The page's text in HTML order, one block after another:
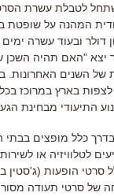
לטבלת עשרת
המהנה על שופטת
דולר ובעוד עשרה
יצא "האם תהיה השכן
של השנים האחרונות
בארץ במרוכז
התיעודי מבחינת
בדרך כלל מופצים בבתי
לטלוויזיה או
סרטי הופעות (ג'סטין
של סרטי תעודה